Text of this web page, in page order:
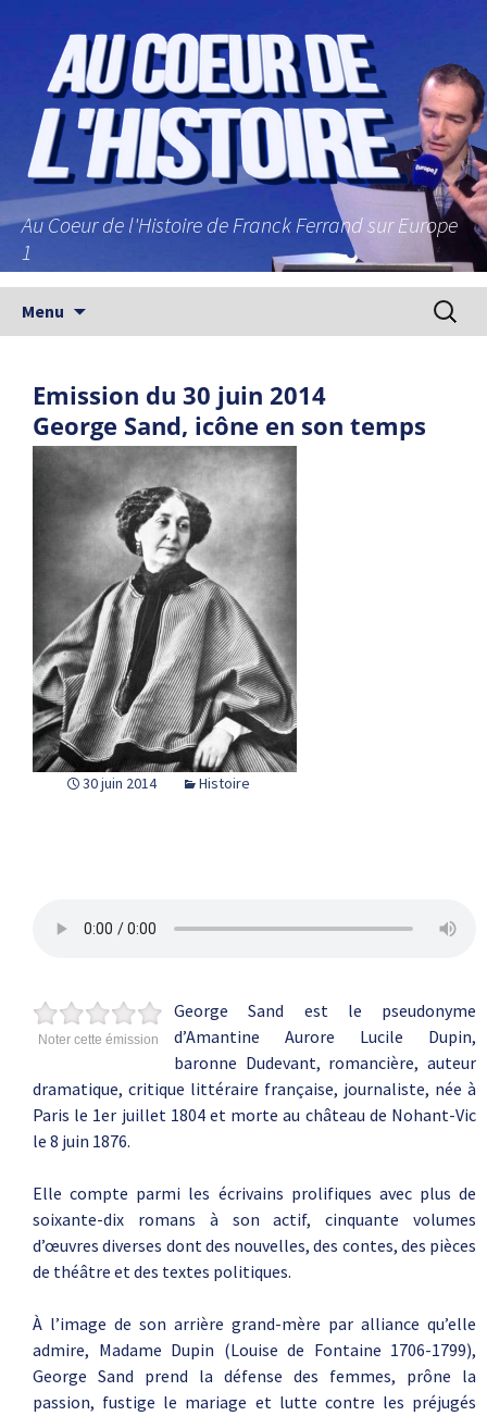
Au Coeur de l'Histoire de Franck Ferrand sur Europe
1
Menu
Emission du 30 juin 2014
George Sand, icône en son temps
30 juin 2014 Histoire
Noter cette émission
George Sand est le pseudonyme
d’Amantine Aurore Lucile Dupin,
baronne Dudevant, romancière, auteur
dramatique, critique littéraire française, journaliste, née à
Paris le 1er juillet 1804 et morte au château de Nohant-Vic
le 8 juin 1876.
Elle compte parmi les écrivains prolifiques avec plus de
soixante-dix romans à son actif, cinquante volumes
d’œuvres diverses dont des nouvelles, des contes, des pièces
de théâtre et des textes politiques.
À l’image de son arrière grand-mère par alliance qu’elle
admire, Madame Dupin (Louise de Fontaine 1706-1799),
George Sand prend la défense des femmes, prône la
passion, fustige le mariage et lutte contre les préjugés